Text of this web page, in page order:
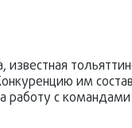
известная
им
работу с